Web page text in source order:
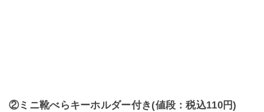
②ミニ靴べらキーホルダー付き(値段：税込110円)